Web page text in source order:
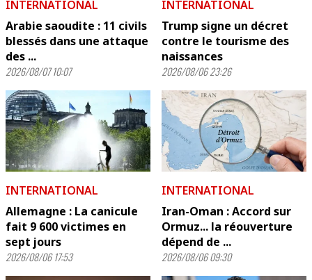
INTERNATIONAL
Arabie saoudite : 11 civils
blessés dans une attaque
des ...
2026/08/07 10:07
INTERNATIONAL
Trump signe un décret
contre le tourisme des
naissances
2026/08/06 23:26
INTERNATIONAL
Allemagne : La canicule
fait 9 600 victimes en
sept jours
2026/08/06 17:53
INTERNATIONAL
Iran-Oman : Accord sur
Ormuz... la réouverture
dépend de ...
2026/08/06 09:30